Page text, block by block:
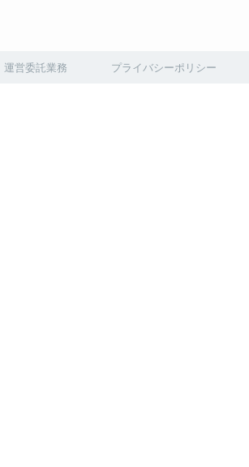
運営委託業務 プライバシーポリシー